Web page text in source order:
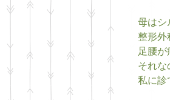
母はシ
整形外
足腰が
それな
私に診